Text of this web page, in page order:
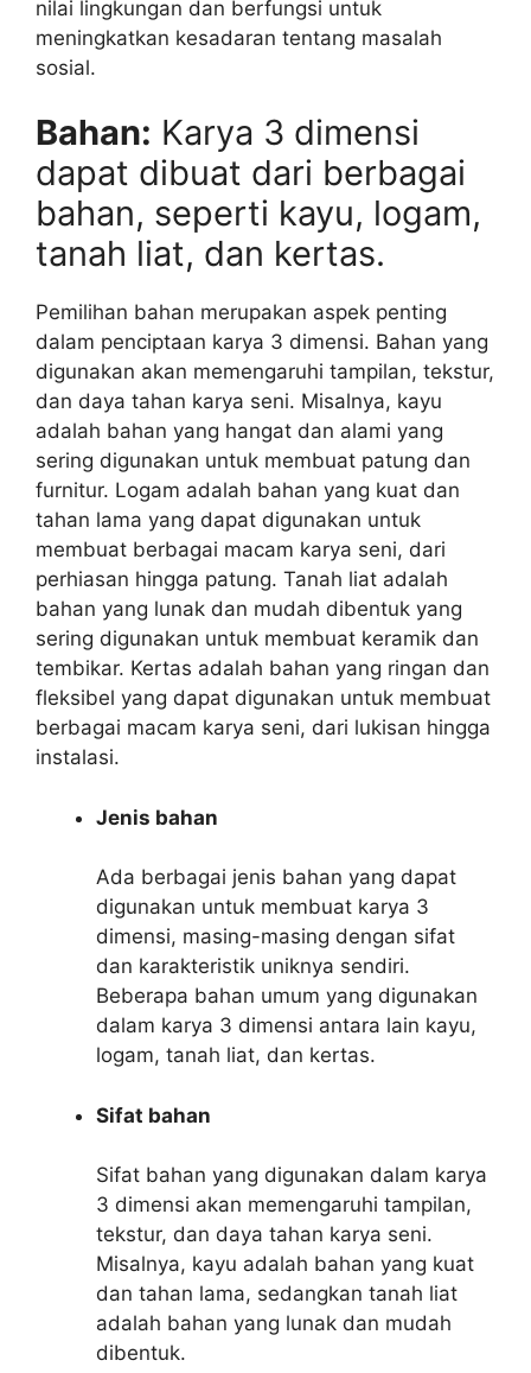
nilai lingkungan dan berfungsi untuk
meningkatkan kesadaran tentang masalah
sosial.
Bahan: Karya 3 dimensi
dapat dibuat dari berbagai
bahan, seperti kayu, logam,
tanah liat, dan kertas.
Pemilihan bahan merupakan aspek penting
dalam penciptaan karya 3 dimensi. Bahan yang
digunakan akan memengaruhi tampilan, tekstur,
dan daya tahan karya seni. Misalnya, kayu
adalah bahan yang hangat dan alami yang
sering digunakan untuk membuat patung dan
furnitur. Logam adalah bahan yang kuat dan
tahan lama yang dapat digunakan untuk
membuat berbagai macam karya seni, dari
perhiasan hingga patung. Tanah liat adalah
bahan yang lunak dan mudah dibentuk yang
sering digunakan untuk membuat keramik dan
tembikar. Kertas adalah bahan yang ringan dan
fleksibel yang dapat digunakan untuk membuat
berbagai macam karya seni, dari lukisan hingga
instalasi.
Jenis bahan
Ada berbagai jenis bahan yang dapat
digunakan untuk membuat karya 3
dimensi, masing-masing dengan sifat
dan karakteristik uniknya sendiri.
Beberapa bahan umum yang digunakan
dalam karya 3 dimensi antara lain kayu,
logam, tanah liat, dan kertas.
Sifat bahan
Sifat bahan yang digunakan dalam karya
3 dimensi akan memengaruhi tampilan,
tekstur, dan daya tahan karya seni.
Misalnya, kayu adalah bahan yang kuat
dan tahan lama, sedangkan tanah liat
adalah bahan yang lunak dan mudah
dibentuk.